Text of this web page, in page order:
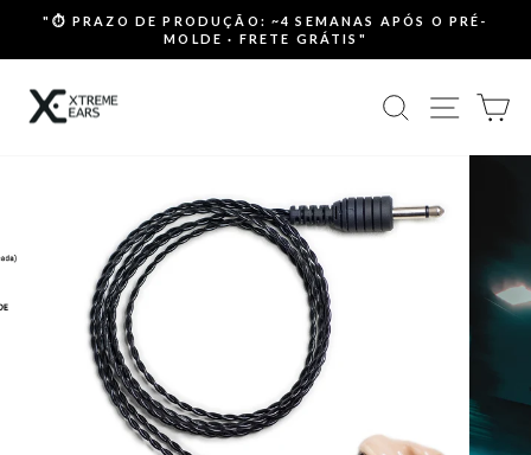
o
slideshow
"⏱ PRAZO DE PRODUÇÃO: ~4 SEMANAS APÓS O PRÉ-
MOLDE · FRETE GRÁTIS"
PESQUISA